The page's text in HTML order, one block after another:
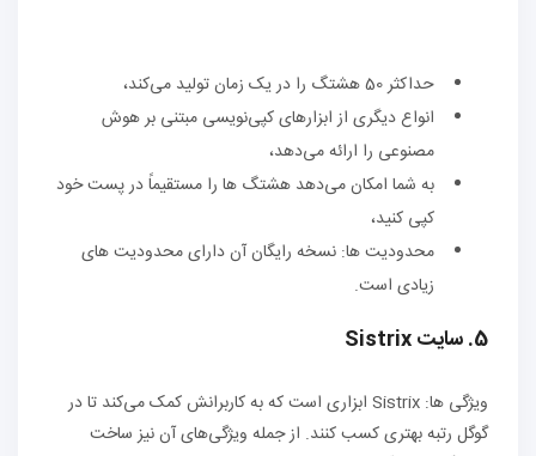
حداکثر 50 هشتگ را در یک زمان تولید می‌کند،
انواع دیگری از ابزارهای کپی‌نویسی مبتنی بر هوش
مصنوعی را ارائه می‌دهد،
به شما امکان می‌دهد هشتگ ها را مستقیماً در پست خود
کپی کنید،
محدودیت ها: نسخه رایگان آن دارای محدودیت های
زیادی است.
5. سایت Sistrix
ویژگی ها: Sistrix ابزاری است که به کاربرانش کمک می‌کند تا در
گوگل رتبه بهتری کسب کنند. از جمله ویژگی‌های آن نیز ساخت